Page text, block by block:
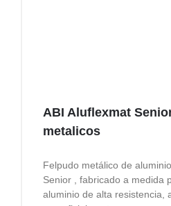
ABI Aluflexmat
metalicos
Felpudo metálico de
Senior , fabricado a medida
aluminio de alta resistencia,